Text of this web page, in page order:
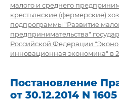
малого и среднего
крестьянские (фермерские)
подпрограммы "Развитие
предпринимательства"
Российской Федерации
инновационная экономика" в
Постановление
от 30.12.2014 N